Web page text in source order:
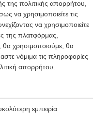
της πολιτικής απορρήτου,
να χρησιμοποιείτε τις
να χρησιμοποιείτε
της πλατφόρμας,
θα χρησιμοποιούμε, θα
νόμιμα τις πληροφορίες
απορρήτου.
εμπειρία